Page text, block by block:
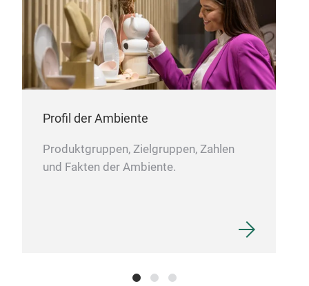
Profil der Ambiente
Produktgruppen, Zielgruppen, Zahlen
und Fakten der Ambiente.